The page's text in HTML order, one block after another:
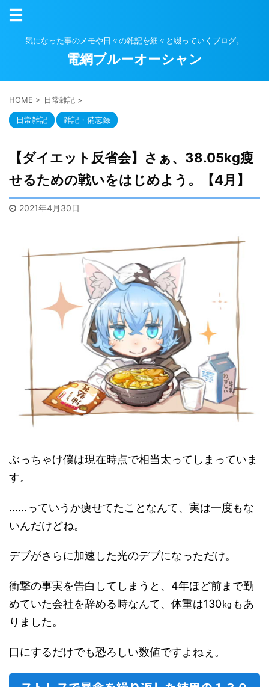
気になった事のメモや日々の雑記を細々と綴っていくブログ。
電網ブルーオーシャン
HOME > 日常雑記 >
日常雑記 雑記・備忘録
【ダイエット反省会】さぁ、38.05kg瘦
せるための戦いをはじめよう。【4月】
2021年4月30日
ぶっちゃけ僕は現在時点で相当太ってしまっていま
す。
……っていうか痩せてたことなんて、実は一度もな
いんだけどね。
デブがさらに加速した光のデブになっただけ。
衝撃の事実を告白してしまうと、4年ほど前まで勤
めていた会社を辞める時なんて、体重は130㎏もあ
りました。
口にするだけでも恐ろしい数値ですよねぇ。